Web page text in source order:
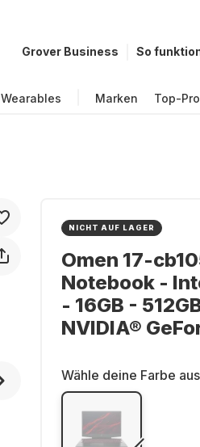
Grover Business So
Wearables Marken Top-
NICHT AUF LAGER
Omen 17-
Notebook -
- 16GB -
NVIDIA®
Wähle deine Farbe